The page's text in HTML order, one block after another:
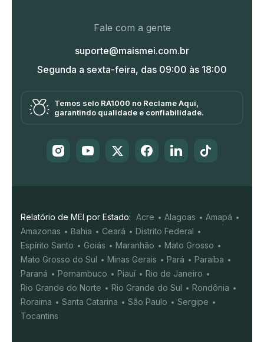
Fale com a gente
suporte@maismei.com.br
Segunda a sexta-feira, das 09:00 às 18:00
Temos selo RA1000 no Reclame Aqui,
garantindo qualidade e confiabilidade.
Relatório de MEI por Estado: Acre Alagoas
Amapá
Amazonas
Bahia Ceará
Distrito Federal
Espírito Santo
Goiás Maranhão
Mato Grosso
Mato Grosso do Sul
Minas Gerais Pará
Paraíba
Paraná
Pernambuco Piauí
Rio de Janeiro
Rio Grande do Norte
Rio Grande do Sul
Rondônia
Roraima
Santa Catarina São Paulo
Sergipe
Tocantins